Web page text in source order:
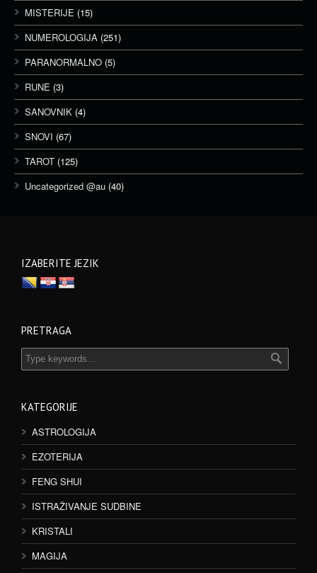
MISTERIJE (15)
NUMEROLOGIJA (251)
PARANORMALNO (5)
RUNE (3)
SANOVNIK (4)
SNOVI (67)
TAROT (125)
Uncategorized @au (40)
IZABERITE JEZIK
PRETRAGA
KATEGORIJE
ASTROLOGIJA
EZOTERIJA
FENG SHUI
ISTRAŽIVANJE SUDBINE
KRISTALI
MAGIJA